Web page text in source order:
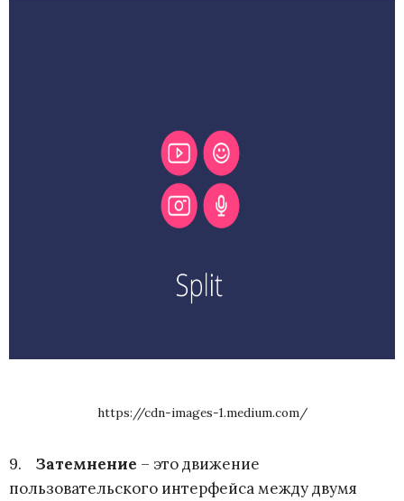
https://cdn-images-1.medium.com/
9. Затемнение – это движение
пользовательского интерфейса между двумя